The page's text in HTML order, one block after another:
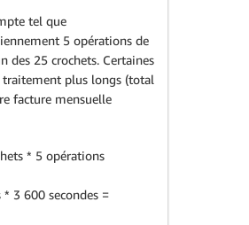
tel que
5 opérations de
des 25 crochets. Certaines
traitement plus longs (total
facture mensuelle
* 5 opérations
3 600 secondes =